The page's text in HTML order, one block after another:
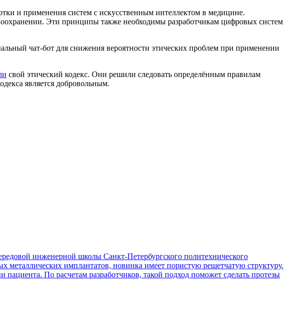
и применения систем с искусственным интеллектом в медицине.
Эти принципы также необходимы разработчикам цифровых систем
чат-бот для снижения вероятности этических проблем при применении
свой этический кодекс. Они решили следовать определённым правилам
является добровольным.
инженерной школы Санкт-Петербургского политехнического
металлических имплантатов, новинка имеет пористую решетчатую структуру.
По расчетам разработчиков, такой подход поможет сделать протезы